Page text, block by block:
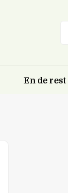
En de rest